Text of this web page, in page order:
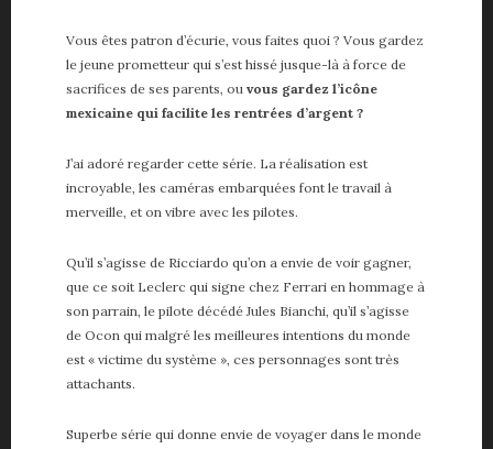
Vous êtes patron d’écurie, vous faites quoi ? Vous gardez
le jeune prometteur qui s’est hissé jusque-là à force de
sacrifices de ses parents, ou vous gardez l’icône
mexicaine qui facilite les rentrées d’argent ?
J’ai adoré regarder cette série. La réalisation est
incroyable, les caméras embarquées font le travail à
merveille, et on vibre avec les pilotes.
Qu’il s’agisse de Ricciardo qu’on a envie de voir gagner,
que ce soit Leclerc qui signe chez Ferrari en hommage à
son parrain, le pilote décédé Jules Bianchi, qu’il s’agisse
de Ocon qui malgré les meilleures intentions du monde
est « victime du système », ces personnages sont très
attachants.
Superbe série qui donne envie de voyager dans le monde